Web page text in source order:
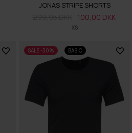
XS
JONAS STRIPE SHORTS
100,00 DKK
SALE -30% BASIC